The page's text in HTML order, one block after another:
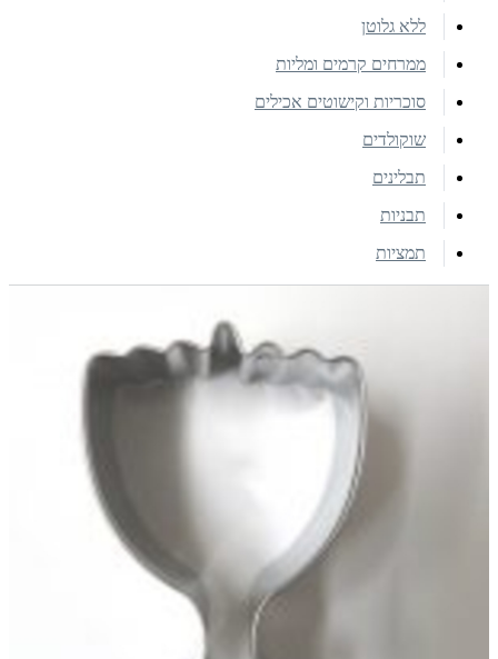
ללא גלוטן
ממרחים קרמים ומליות
סוכריות וקישוטים אכילים
שוקולדים
תבלינים
תבניות
תמציות